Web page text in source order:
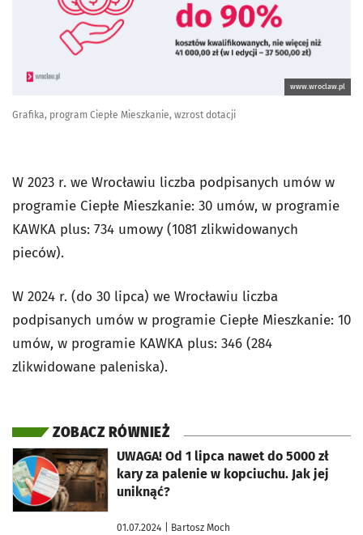
www.wroclaw.pl
Grafika, program Ciepłe Mieszkanie, wzrost dotacji
W 2023 r. we Wrocławiu liczba podpisanych umów w
programie Ciepłe Mieszkanie: 30 umów, w programie
KAWKA plus: 734 umowy (1081 zlikwidowanych
pieców).
W 2024 r. (do 30 lipca) we Wrocławiu liczba
podpisanych umów w programie Ciepłe Mieszkanie: 10
umów, w programie KAWKA plus: 346 (284
zlikwidowane paleniska).
ZOBACZ RÓWNIEŻ
UWAGA! Od 1 lipca nawet do 5000 zł
kary za palenie w kopciuchu. Jak jej
uniknąć?
01.07.2024 | Bartosz Moch
otworzy się w nowej karcie